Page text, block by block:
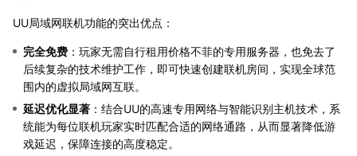
UU局域网联机功能的突出优点：
完全免费 ：玩家无需自行租用价格不菲的专用服务器，也免去了
后续复杂的技术维护工作，即可快速创建联机房间，实现全球范
围内的虚拟局域网互联。
延迟优化显著 ：结合UU的高速专用网络与智能识别主机技术，系
统能为每位联机玩家实时匹配合适的网络通路，从而显著降低游
戏延迟，保障连接的高度稳定。